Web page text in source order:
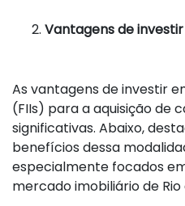
Vantagens de investir
As vantagens de investir
(FIIs) para a aquisição de
significativas. Abaixo,
benefícios dessa
especialmente focados
mercado imobiliário de Rio